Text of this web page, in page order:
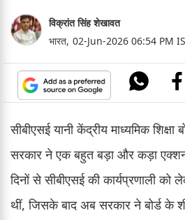
विक्रांत सिंह शेखावत
भारत, 02-Jun-2026 06:54 PM
सीबीएसई यानी केंद्रीय माध्यमिक शिक्षा
सरकार ने एक बहुत बड़ा और कड़ा
दिनों से सीबीएसई की कार्यप्रणाली को
थीं, जिसके बाद अब सरकार ने बोर्ड के